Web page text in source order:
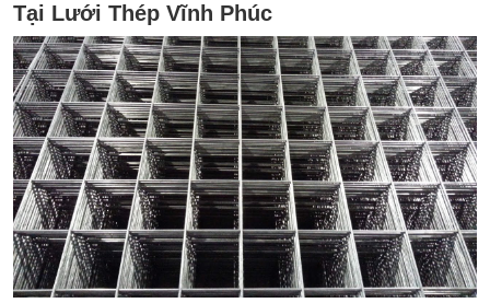
Tại Lưới Thép Vĩnh Phúc